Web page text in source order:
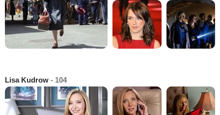
Lisa Kudrow - 104